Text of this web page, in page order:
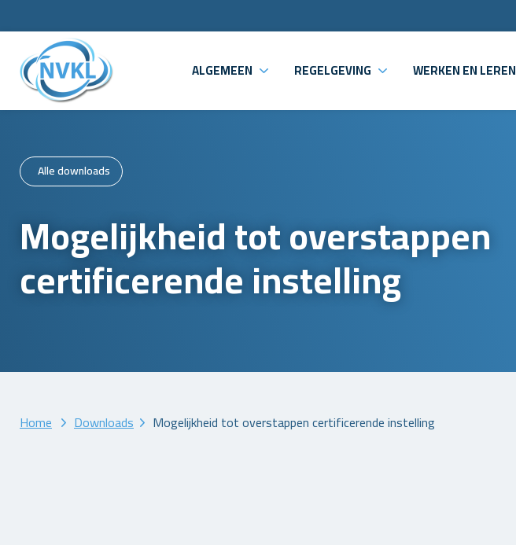
ALGEMEEN REGELGEVING WERKEN EN LEREN
Alle downloads
Mogelijkheid tot overstappen
certificerende instelling
Home Downloads Mogelijkheid tot overstappen certificerende instelling